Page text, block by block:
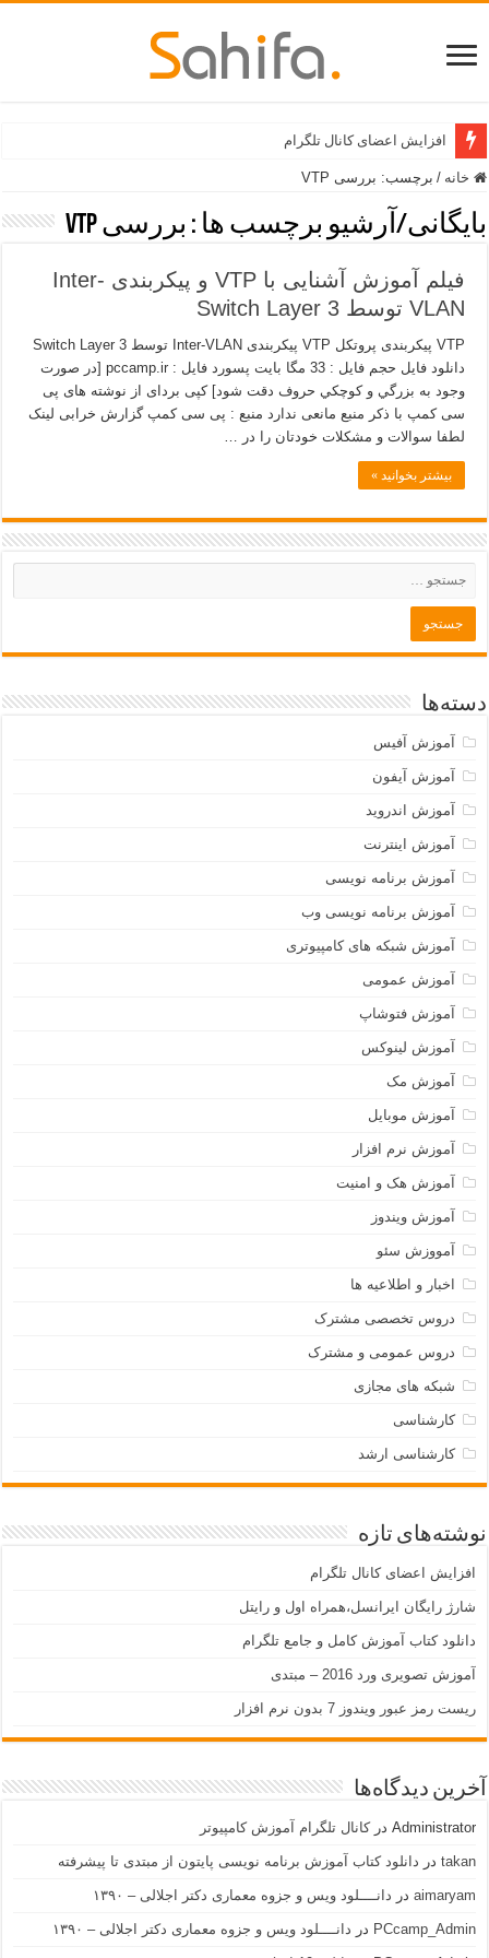
افزایش اعضای کانال تلگرام
خانه / برچسب: بررسی VTP
بایگانی/آرشیو برچسب ها : بررسی VTP
فیلم آموزش آشنایی با VTP و پیکربندی Inter-
VLAN توسط Switch Layer 3
VTP پیکربندی پروتکل VTP پیکربندی Inter-VLAN توسط Switch Layer 3
دانلود فایل حجم فایل : 33 مگا بايت پسورد فایل : pccamp.ir [در صورت
وجود به بزرگي و كوچكي حروف دقت شود] کپی بردای از نوشته های پی
سی کمپ با ذکر منبع مانعی ندارد منبع : پی سی کمپ گزارش خرابی لینک
لطفا سوالات و مشکلات خودتان را در …
بیشتر بخوانید »
دسته‌ها
آموزش آفیس
آموزش آیفون
آموزش اندروید
آموزش اینترنت
آموزش برنامه نویسی
آموزش برنامه نویسی وب
آموزش شبکه های کامپیوتری
آموزش عمومی
آموزش فتوشاپ
آموزش لینوکس
آموزش مک
آموزش موبایل
آموزش نرم افزار
آموزش هک و امنیت
آموزش ویندوز
آمووزش سئو
اخبار و اطلاعیه ها
دروس تخصصی مشترک
دروس عمومی و مشترک
شبکه های مجازی
کارشناسی
کارشناسی ارشد
نوشته‌های تازه
افزایش اعضای کانال تلگرام
شارژ رایگان ایرانسل،همراه اول و رایتل
دانلود کتاب آموزش کامل و جامع تلگرام
آموزش تصویری ورد 2016 – مبتدی
ریست رمز عبور ویندوز 7 بدون نرم افزار
آخرین دیدگاه‌ها
Administrator درکانال تلگرام آموزش کامپیوتر
takan در دانلود کتاب آموزش برنامه نویسی پایتون از مبتدی تا پیشرفته
aimaryam در دانــــلود ویس و جزوه معماری دکتر اجلالی – ۱۳۹۰
PCcamp_Admin در دانــــلود ویس و جزوه معماری دکتر اجلالی – ۱۳۹۰